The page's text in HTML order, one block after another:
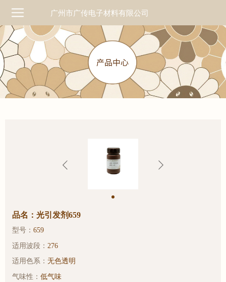
广州市广传电子材料有限公司
品名：光引发剂659
型号：659
适用波段： 276
适用色系：无色透明
气味性：低气味